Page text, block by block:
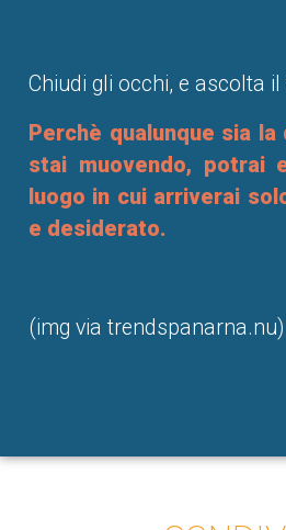
Chiudi gli occhi, e ascolta
Perchè qualunque sia
stai muovendo, potrai
luogo in cui arriverai
e desiderato.
(img via trendspanarna.nu)